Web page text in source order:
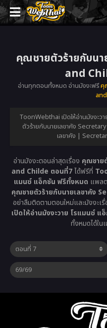
คุณชายตัวร้ายกับน
and
อ่านทุกตอนทั้งหมด อ่านมังงะฟรีคุ
ToonWebthai เปิดให้อ่านมังงะว
ตัวร้ายกับนายเลขาคัง
เลขาคัง |
อ่านมังงะตอนล่าสุดเรื่อง คุณชาย
and Childe ตอนที่7ได้ฟรีที่
แมนซ์ แอ็กชัน ฟรีทั้งหมด แพล
คุณชายตัวร้ายกับนายเลขาคัง
อย่าลืมติดตามตอนใหม่และมังงะเ
เปิดให้อ่านมังงะวาย โรแมนซ์
ทั้งหมดได้ใ